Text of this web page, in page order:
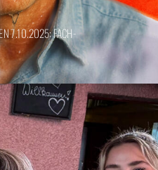
7.10.2025: FACH-